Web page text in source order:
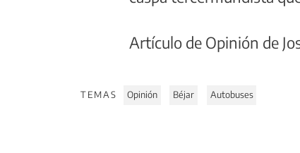
Artículo de Opinión de
TEMAS Opinión Béjar Autobuses